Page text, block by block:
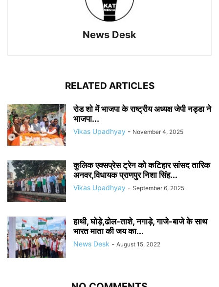
News Desk
RELATED ARTICLES
रोड शो में भाजपा के राष्ट्रीय अध्यक्ष जेपी नड्डा ने
भाजपा...
Vikas Upadhyay - November 4, 2025
कुलिक एक्सप्रेस ट्रेन को कटिहार सांसद तारिक
अनवर,विधायक प्राणपुर निशा सिंह...
Vikas Upadhyay - September 6, 2025
हाथी, घोड़े,ढोल-ताशे, नगाड़े, गाजे-बाजे के साथ
भारत माता की जय का...
News Desk - August 15, 2022